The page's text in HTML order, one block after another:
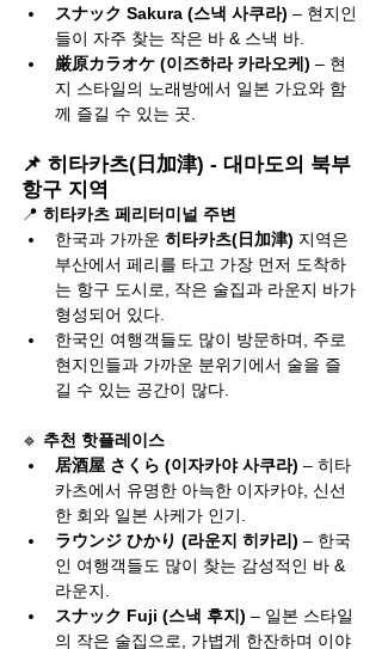
スナック Sakura (스낵 사쿠라) – 현지인
들이 자주 찾는 작은 바 & 스낵 바.
厳原カラオケ (이즈하라 카라오케) – 현
지 스타일의 노래방에서 일본 가요와 함
께 즐길 수 있는 곳.
📌 히타카츠(日加津) - 대마도의 북부
항구 지역
📍 히타카츠 페리터미널 주변
한국과 가까운 히타카츠(日加津) 지역은
부산에서 페리를 타고 가장 먼저 도착하
는 항구 도시로, 작은 술집과 라운지 바가
형성되어 있다.
한국인 여행객들도 많이 방문하며, 주로
현지인들과 가까운 분위기에서 술을 즐
길 수 있는 공간이 많다.
🔹 추천 핫플레이스
居酒屋 さくら (이자카야 사쿠라) – 히타
카츠에서 유명한 아늑한 이자카야, 신선
한 회와 일본 사케가 인기.
ラウンジ ひかり (라운지 히카리) – 한국
인 여행객들도 많이 찾는 감성적인 바 &
라운지.
スナック Fuji (스낵 후지) – 일본 스타일
의 작은 술집으로, 가볍게 한잔하며 이야